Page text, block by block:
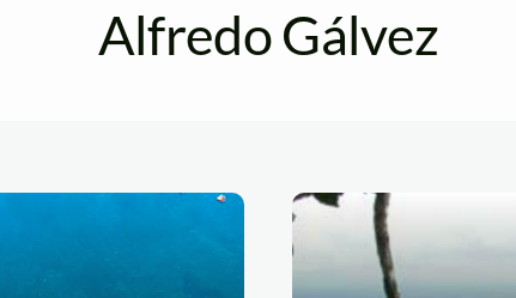
Alfredo Gálvez